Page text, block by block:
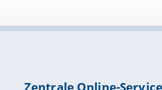
Zentrale Online-